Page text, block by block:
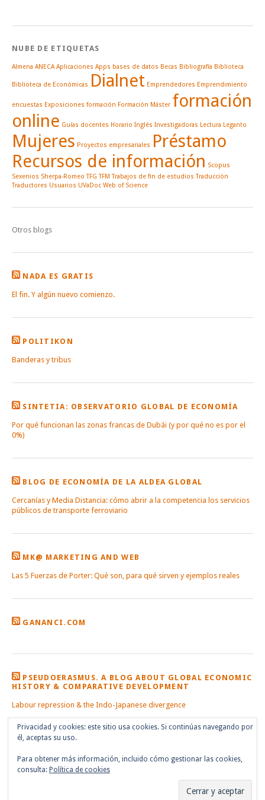
NUBE DE ETIQUETAS
Almena ANECA Aplicaciones Apps bases de datos Becas Bibliografía Biblioteca
Biblioteca de Económicas Dialnet Emprendedores Emprendimiento
encuestas Exposiciones formación Formación Máster formación
online Guías docentes Horario Inglés Investigadoras Lectura Leganto
Mujeres Proyectos empresariales Préstamo
Recursos de información Scopus
Sexenios Sherpa-Romeo TFG TFM Trabajos de fin de estudios Traducción
Traductores Usuarios UVaDoc Web of Science
Otros blogs
NADA ES GRATIS
El fin. Y algún nuevo comienzo.
POLITIKON
Banderas y tribus
SINTETIA: OBSERVATORIO GLOBAL DE ECONOMÍA
Por qué funcionan las zonas francas de Dubái (y por qué no es por el
0%)
BLOG DE ECONOMÍA DE LA ALDEA GLOBAL
Cercanías y Media Distancia: cómo abrir a la competencia los servicios
públicos de transporte ferroviario
MK@ MARKETING AND WEB
Las 5 Fuerzas de Porter: Qué son, para qué sirven y ejemplos reales
GANANCI.COM
PSEUDOERASMUS. A BLOG ABOUT GLOBAL ECONOMIC
HISTORY & COMPARATIVE DEVELOPMENT
Labour repression & the Indo-Japanese divergence
Privacidad y cookies: este sitio usa cookies. Si continúas navegando por
él, aceptas su uso.
Para obtener más información, incluido cómo gestionar las cookies,
consulta: Política de cookies